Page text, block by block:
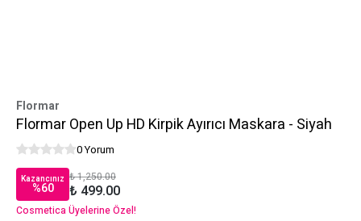
Flormar
Flormar Open Up HD Kirpik Ayırıcı Maskara - Siyah
0 Yorum
Kazancınız
%60
₺ 1,250.00
₺ 499.00
Cosmetica Üyelerine Özel!